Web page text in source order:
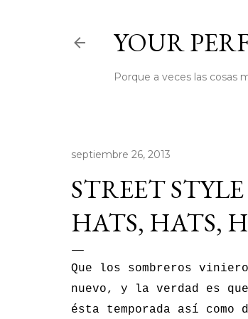
YOUR
Porque a veces las cosas
septiembre 26, 2013
STREET
HATS, HATS,
Que los sombreros
nuevo, y la verdad es
ésta temporada así como